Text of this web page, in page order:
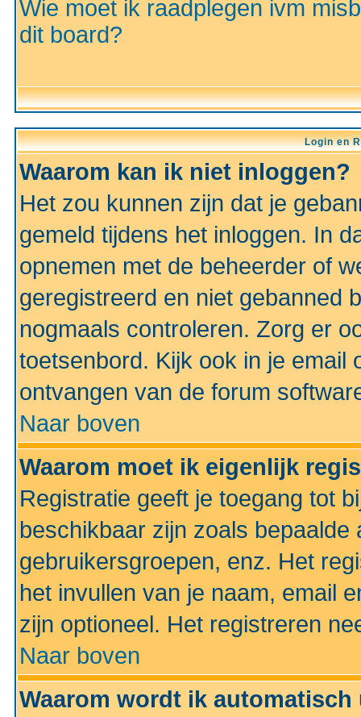
Wie moet ik raadplegen ivm
dit board?
Login en
Waarom kan ik niet inloggen?
Het zou kunnen zijn dat je
gemeld tijdens het inloggen. In
opnemen met de beheerder of
geregistreerd en niet gebanned
nogmaals controleren. Zorg er
toetsenbord. Kijk ook in je email
ontvangen van de forum
Naar boven
Waarom moet ik eigenlijk
Registratie geeft je toegang tot
beschikbaar zijn zoals
gebruikersgroepen, enz. Het
het invullen van je naam, email
zijn optioneel. Het registreren
Naar boven
Waarom wordt ik